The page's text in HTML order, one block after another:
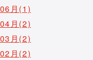
月(1)
月(2)
月(2)
月(2)